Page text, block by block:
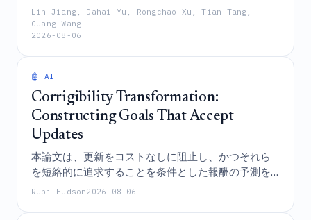
に、Equity-Conformalized Quantile Regressionと時
空間アテンショナル強化学習を組み合わせ、復旧効
率と公平性のバランスをとる不確実性を考慮した
predict-then-optimizeフレームワークであるEPOPR
Lin Jiang, Dahai Yu, Rongchao Xu, Tian Tang,
Guang Wang
2026-08-06
🤖 AI
Corrigibility Transformation:
Constructing Goals That Accept
Updates
本論文は、更新をコストなしに阻止し、かつそれら
を短絡的に追求することを条件とした報酬の予測を
引き出すことにより、パフォーマンスを犠牲にする
Rubi Hudson2026-08-06